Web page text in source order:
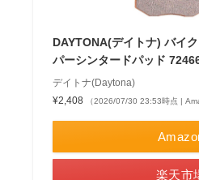
DAYTONA(デイトナ) バイ
パーシンタードパッド
デイトナ(Daytona)
¥2,408
（2026/07/30 23:53時点 |
楽天市